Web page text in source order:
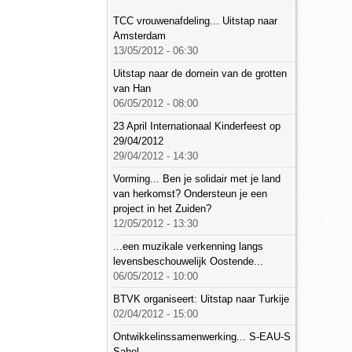
TCC vrouwenafdeling... Uitstap naar
Amsterdam
13/05/2012 - 06:30
Uitstap naar de domein van de grotten
van Han
06/05/2012 - 08:00
23 April Internationaal Kinderfeest op
29/04/2012
29/04/2012 - 14:30
Vorming... Ben je solidair met je land
van herkomst? Ondersteun je een
project in het Zuiden?
12/05/2012 - 13:30
...een muzikale verkenning langs
levensbeschouwelijk Oostende...
06/05/2012 - 10:00
BTVK organiseert: Uitstap naar Turkije
02/04/2012 - 15:00
Ontwikkelinssamenwerking... S-EAU-S